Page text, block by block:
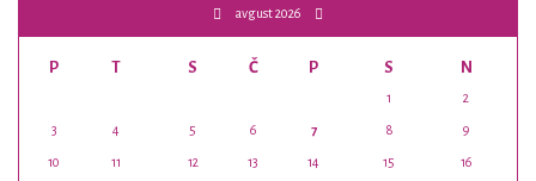
avgust 2026
P T S Č P S N
1 2
3 4 5 6 7 8 9
10 11 12 13 14 15 16